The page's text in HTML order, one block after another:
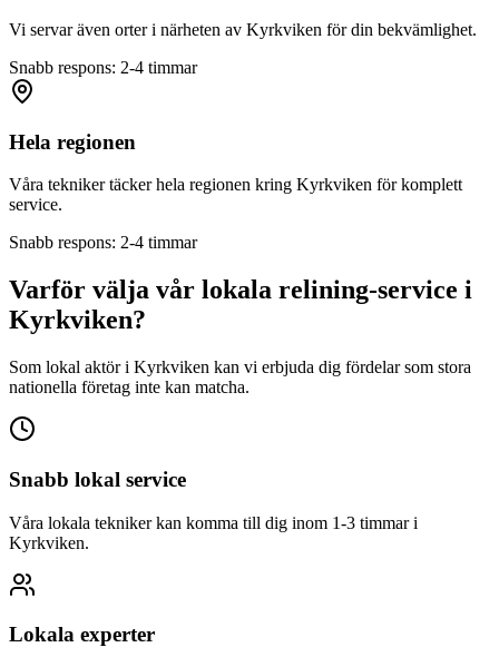
Vi servar även orter i närheten av Kyrkviken för din bekvämlighet.
Snabb respons: 2-4 timmar
Hela regionen
Våra tekniker täcker hela regionen kring Kyrkviken för komplett
service.
Snabb respons: 2-4 timmar
Varför välja vår lokala relining-service i
Kyrkviken?
Som lokal aktör i Kyrkviken kan vi erbjuda dig fördelar som stora
nationella företag inte kan matcha.
Snabb lokal service
Våra lokala tekniker kan komma till dig inom 1-3 timmar i
Kyrkviken.
Lokala experter